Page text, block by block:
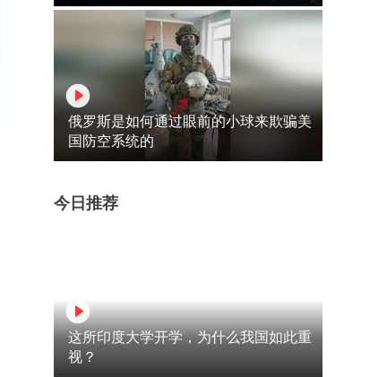
俄罗斯是如何通过眼前的小球来欺骗美
国防空系统的
今日推荐
这所印度大学开学，为什么我国如此重
视？